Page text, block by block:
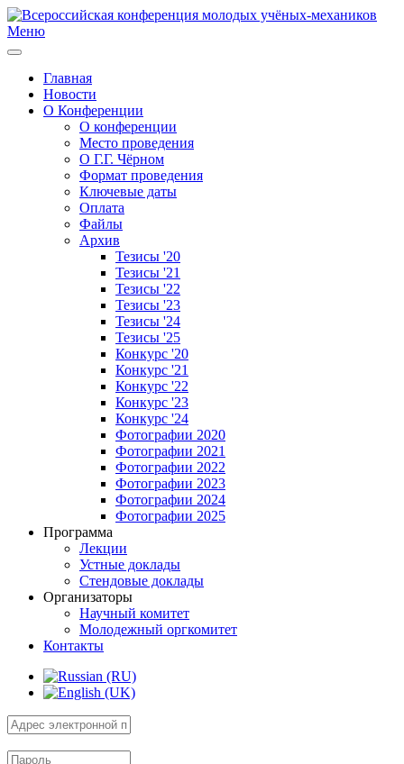
Меню
Главная
Новости
О Конференции
О конференции
Место проведения
О Г.Г. Чёрном
Формат проведения
Ключевые даты
Оплата
Файлы
Архив
Тезисы '20
Тезисы '21
Тезисы '22
Тезисы '23
Тезисы '24
Тезисы '25
Конкурс '20
Конкурс '21
Конкурс '22
Конкурс '23
Конкурс '24
Фотографии 2020
Фотографии 2021
Фотографии 2022
Фотографии 2023
Фотографии 2024
Фотографии 2025
Программа
Лекции
Устные доклады
Стендовые доклады
Организаторы
Научный комитет
Молодежный оргкомитет
Контакты